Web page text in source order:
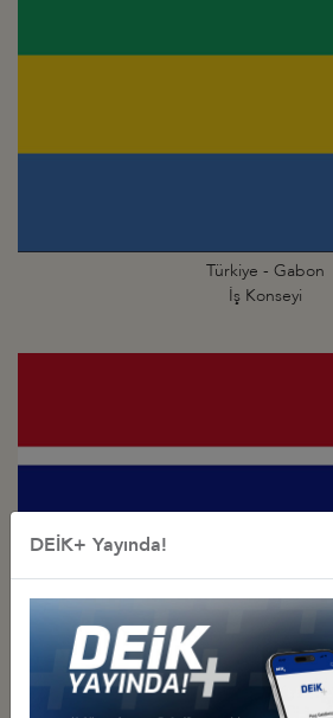
Türkiye - Gabon
İş Konseyi
Türkiye - Gambiya
İş Konseyi
DEİK+ Yayında!